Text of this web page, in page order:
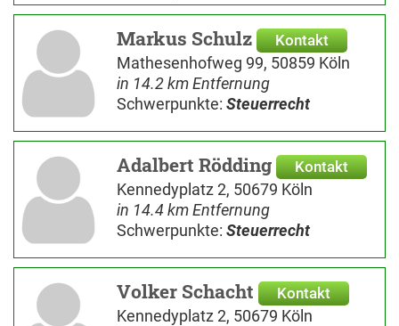
Markus Schulz Kontakt
Mathesenhofweg 99, 50859 Köln
in 14.2 km Entfernung
Schwerpunkte: Steuerrecht
Adalbert Rödding Kontakt
Kennedyplatz 2, 50679 Köln
in 14.4 km Entfernung
Schwerpunkte: Steuerrecht
Volker Schacht Kontakt
Kennedyplatz 2, 50679 Köln